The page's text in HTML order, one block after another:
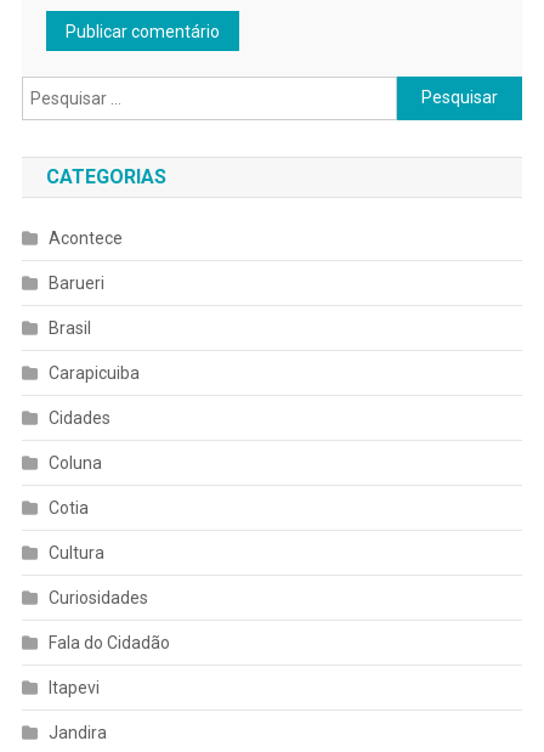
Pesquisar
por:
CATEGORIAS
Acontece
Barueri
Brasil
Carapicuiba
Cidades
Coluna
Cotia
Cultura
Curiosidades
Fala do Cidadão
Itapevi
Jandira